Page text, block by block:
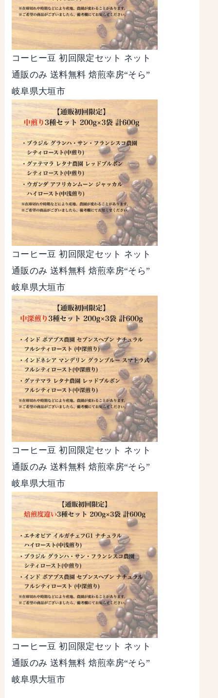
コーヒー豆 初回限定セット ネット
通販のみ 送料無料 焙煎幸房“そら”
岐阜県大垣市
コーヒー豆 初回限定セット ネット
通販のみ 送料無料 焙煎幸房“そら”
岐阜県大垣市
コーヒー豆 初回限定セット ネット
通販のみ 送料無料 焙煎幸房“そら”
岐阜県大垣市
コーヒー豆 初回限定セット ネット
通販のみ 送料無料 焙煎幸房“そら”
岐阜県大垣市